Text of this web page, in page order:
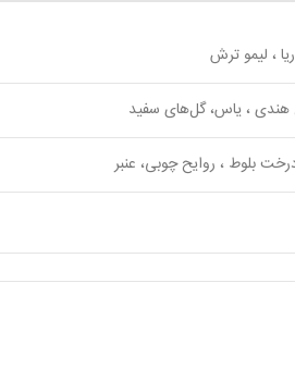
، لیمو ترش
هندی ، یاس، گل‌های سفید
بلوط ، روایح چوبی، عنبر